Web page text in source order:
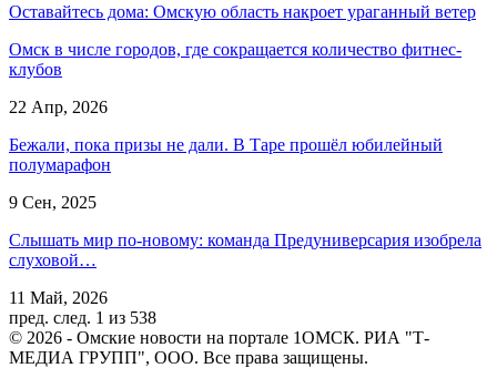
Оставайтесь дома: Омскую область накроет ураганный ветер
Омск в числе городов, где сокращается количество фитнес-
клубов
22 Апр, 2026
Бежали, пока призы не дали. В Таре прошёл юбилейный
полумарафон
9 Сен, 2025
Слышать мир по-новому: команда Предуниверсария изобрела
слуховой…
11 Май, 2026
пред. след. 1 из 538
© 2026 - Омские новости на портале 1ОМСК. РИА "Т-
МЕДИА ГРУПП", ООО. Все права защищены.